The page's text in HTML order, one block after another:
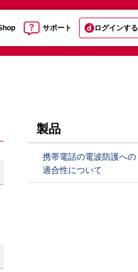
サポート ログインする
製品
携帯電話の電波防護への
適合性について